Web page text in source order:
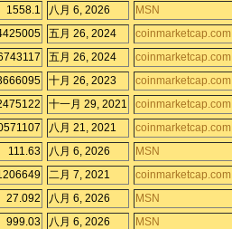
1558.1 八月 6, 2026 MSN
五月 26, 2024 coinmarketcap.com
五月 26, 2024 coinmarketcap.com
十月 26, 2023 coinmarketcap.com
十一月 29, 2021 coinmarketcap.com
八月 21, 2021 coinmarketcap.com
111.63 八月 6, 2026 MSN
二月 7, 2021 coinmarketcap.com
27.092 八月 6, 2026 MSN
999.03 八月 6, 2026 MSN